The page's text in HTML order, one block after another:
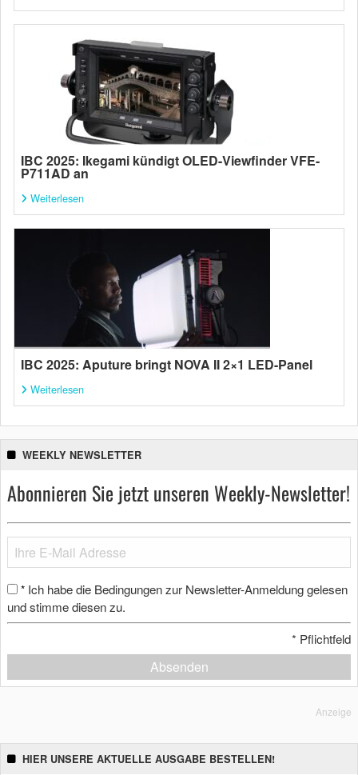
IBC 2025: Ikegami kündigt OLED-Viewfinder VFE-
P711AD an
Weiterlesen
IBC 2025: Aputure bringt NOVA II 2×1 LED-Panel
Weiterlesen
WEEKLY NEWSLETTER
Abonnieren Sie jetzt unseren Weekly-Newsletter!
* Ich habe die Bedingungen zur Newsletter-Anmeldung gelesen
und stimme diesen zu.
* Pflichtfeld
Absenden
Anzeige
HIER UNSERE AKTUELLE AUSGABE BESTELLEN!